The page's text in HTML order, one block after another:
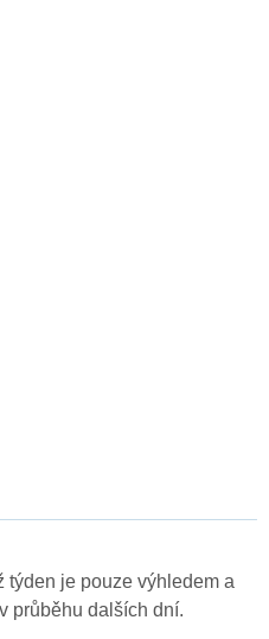
týden je pouze výhledem a
průběhu dalších dní.